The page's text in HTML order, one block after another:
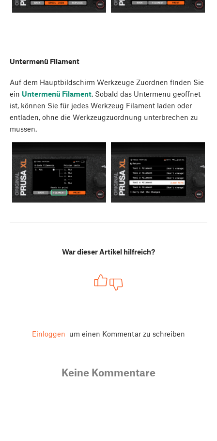
Untermenü Filament
Auf dem Hauptbildschirm Werkzeuge Zuordnen finden Sie
ein Untermenü Filament. Sobald das Untermenü geöffnet
ist, können Sie für jedes Werkzeug Filament laden oder
entladen, ohne die Werkzeugzuordnung unterbrechen zu
müssen.
War dieser Artikel hilfreich?
Einloggen um einen Kommentar zu schreiben
Keine Kommentare